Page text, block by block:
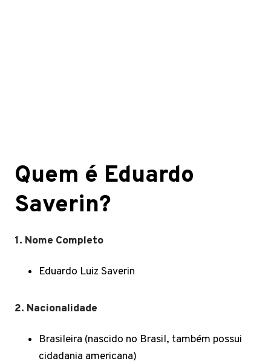
Quem é Eduardo
Saverin?
1. Nome Completo
Eduardo Luiz Saverin
2. Nacionalidade
Brasileira (nascido no Brasil, também possui
cidadania americana)